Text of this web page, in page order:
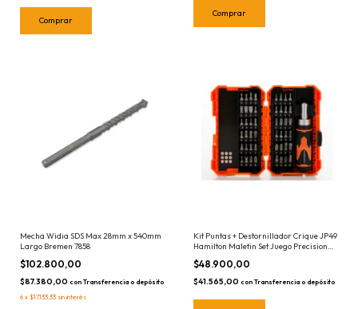
Mecha Widia SDS Max 28mm x 540mm
Largo Bremen 7858
$102.800,00
$87.380,00 con Transferencia o depósito
6 x $17.133,33 sin interés
Kit Puntas + Destornillador Crique JP49
Hamilton Maletin Set Juego Precision
Celulares Electronica
$48.900,00
$41.565,00 con Transferencia o depósito